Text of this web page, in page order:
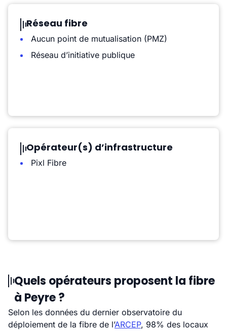
Réseau fibre
Aucun point de mutualisation (PMZ)
Réseau d’initiative publique
Opérateur(s) d’infrastructure
Pixl Fibre
Quels opérateurs proposent la fibre
à Peyre ?
Selon les données du dernier observatoire du
déploiement de la fibre de l’ARCEP, 98% des locaux